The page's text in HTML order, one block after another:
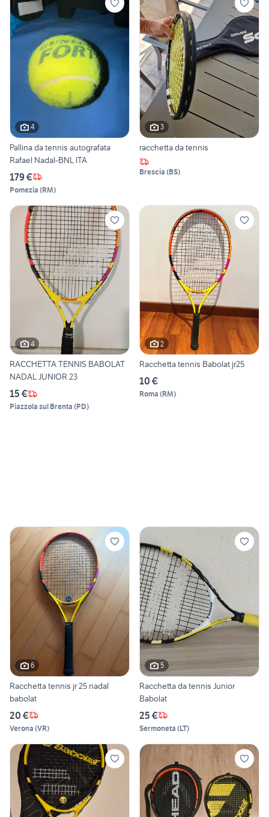
4
Pallina da tennis autografata
Rafael Nadal-BNL ITA
179 €
Pomezia (RM)
3
racchetta da tennis
Brescia (BS)
4
RACCHETTA TENNIS BABOLAT
NADAL JUNIOR 23
15 €
Piazzola sul Brenta (PD)
2
Racchetta tennis Babolat jr25
10 €
Roma (RM)
6
Racchetta tennis jr 25 nadal
babolat
20 €
Verona (VR)
5
Racchetta da tennis Junior
Babolat
25 €
Sermoneta (LT)